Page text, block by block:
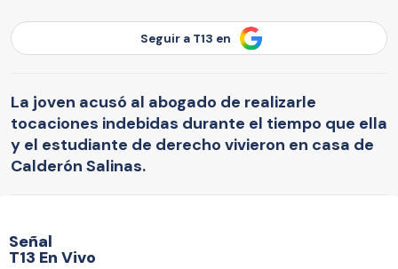
Seguir a T13 en
La joven acusó al abogado de realizarle
tocaciones indebidas durante el tiempo que ella
y el estudiante de derecho vivieron en casa de
Calderón Salinas.
Señal
T13 En Vivo